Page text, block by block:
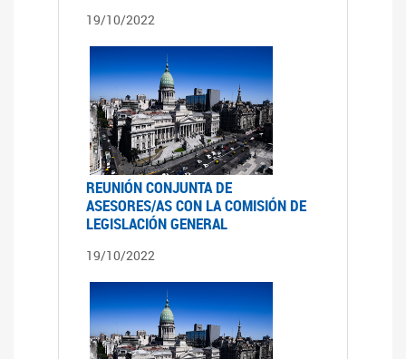
19/10/2022
REUNIÓN CONJUNTA DE
ASESORES/AS CON LA COMISIÓN DE
LEGISLACIÓN GENERAL
19/10/2022